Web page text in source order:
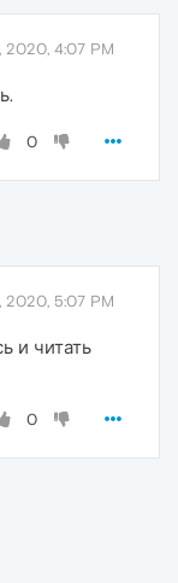
2020, 4:07 PM
0
2020, 5:07 PM
и читать
0